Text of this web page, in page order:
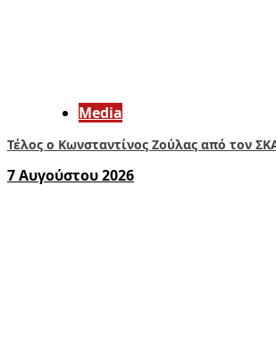
Media
Τέλος ο Κωνσταντίνος Ζούλας από τον
7 Αυγούστου 2026